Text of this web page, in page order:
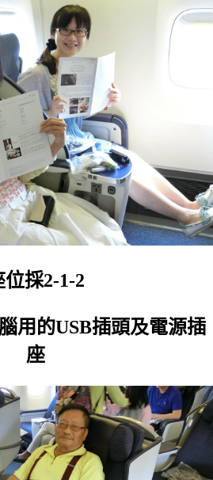
位採2-1-2
用的USB插頭及電源插
座